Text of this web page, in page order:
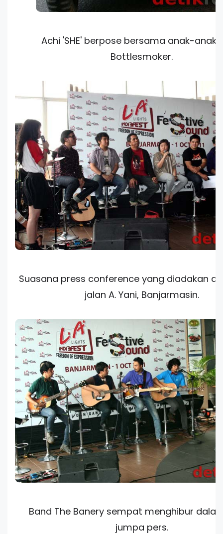
Achi 'SHE' berpose bersama anak-anak
Bottlesmoker.
Suasana press conference yang diadakan di
jalan A. Yani, Banjarmasin.
Band The Banery sempat menghibur
jumpa pers.